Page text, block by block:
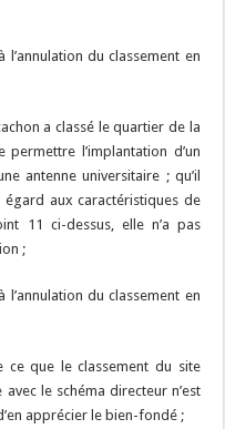
du classement en
a classé le quartier de la
l’implantation d’un
antenne universitaire ; qu’il
égard aux caractéristiques de
11 ci-dessus, elle n’a pas
;
du classement en
ce que le classement du site
le schéma directeur n’est
apprécier le bien-fondé ;